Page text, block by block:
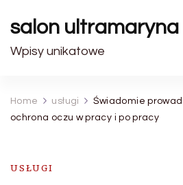
salon ultramaryna
Wpisy unikatowe
Home usługi
Świadomie
ochrona oczu w pracy i po pracy
USŁUGI